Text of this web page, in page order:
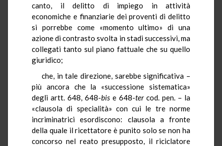
canto, il delitto di impiego in attività
economiche e finanziarie dei proventi di delitto
si porrebbe come «momento ultimo» di una
azione di contrasto svolta in stadi successivi, ma
collegati tanto sul piano fattuale che su quello
giuridico;
che, in tale direzione, sarebbe significativa –
più ancora che la «successione sistematica»
degli artt. 648, 648-bis e 648-tercod. pen. – la
«clausola di specialità» con cui le tre norme
incriminatrici esordiscono: clausola a fronte
della quale il ricettatore è punito solo se non ha
concorso nel reato presupposto, il riciclatore